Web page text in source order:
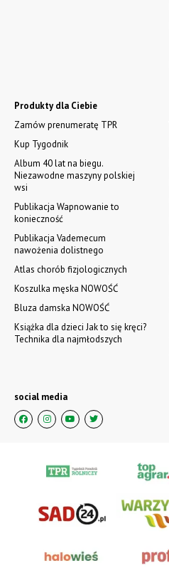
Produkty dla Ciebie
Zamów prenumeratę TPR
Kup Tygodnik
Album 40 lat na biegu.
Niezawodne maszyny polskiej
wsi
Publikacja Wapnowanie to
konieczność
Publikacja Vademecum
nawożenia dolistnego
Atlas chorób fizjologicznych
Koszulka męska NOWOŚĆ
Bluza damska NOWOŚĆ
Książka dla dzieci Jak to się kręci?
Technika dla najmłodszych
social media